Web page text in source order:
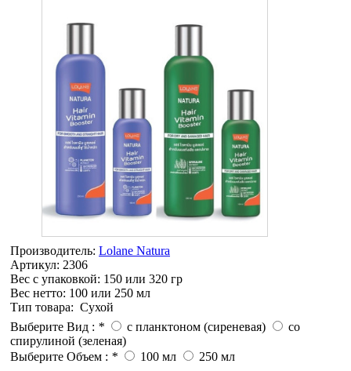
Производитель: Lolane Natura
Артикул: 2306
Вес с упаковкой: 150 или 320 гр
Вес нетто: 100 или 250 мл
Тип товара: Сухой
Выберите Вид : * с планктоном (сиреневая)
со
спирулиной (зеленая)
Выберите Объем : * 100 мл
250 мл